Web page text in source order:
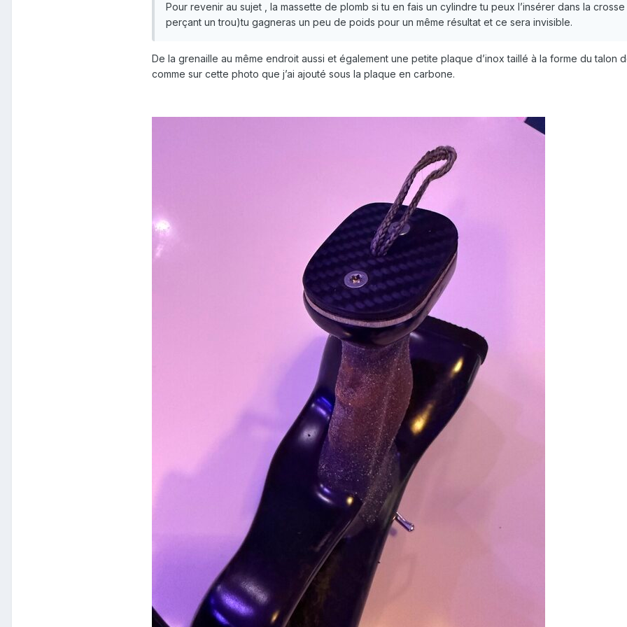
Pour revenir au sujet , la massette de plomb si tu en fais un cylindre tu peux l’insérer dans la crosse
perçant un trou)tu gagneras un peu de poids pour un même résultat et ce sera invisible.
De la grenaille au même endroit aussi et également une petite plaque d’inox taillé à la forme du talon
comme sur cette photo que j’ai ajouté sous la plaque en carbone.